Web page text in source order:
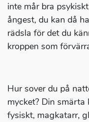
inte mår bra
ångest, du kan då
rädsla för det du
kroppen som
Hur sover du på
mycket? Din
fysiskt, magkatarr,